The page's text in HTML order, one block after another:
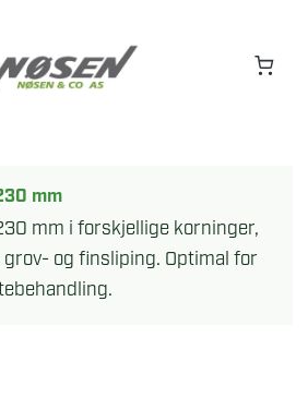
mm
mm i forskjellige korninger,
og finsliping. Optimal for